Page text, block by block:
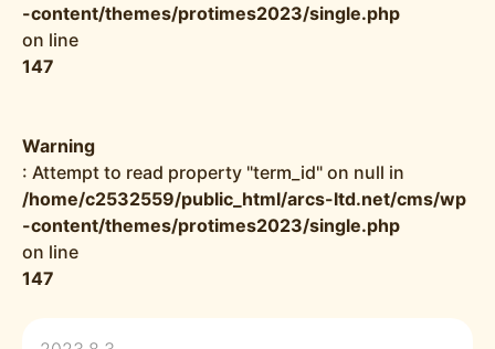
-content/themes/protimes2023/single.php
on line
147
Warning
: Attempt to read property "term_id" on null in
/home/c2532559/public_html/arcs-ltd.net/cms/wp
-content/themes/protimes2023/single.php
on line
147